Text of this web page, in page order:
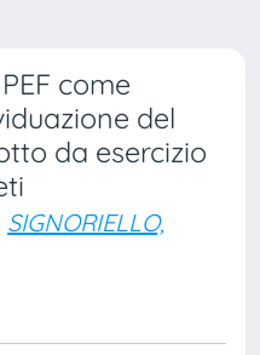
come
del
da esercizio
SIGNORIELLO,